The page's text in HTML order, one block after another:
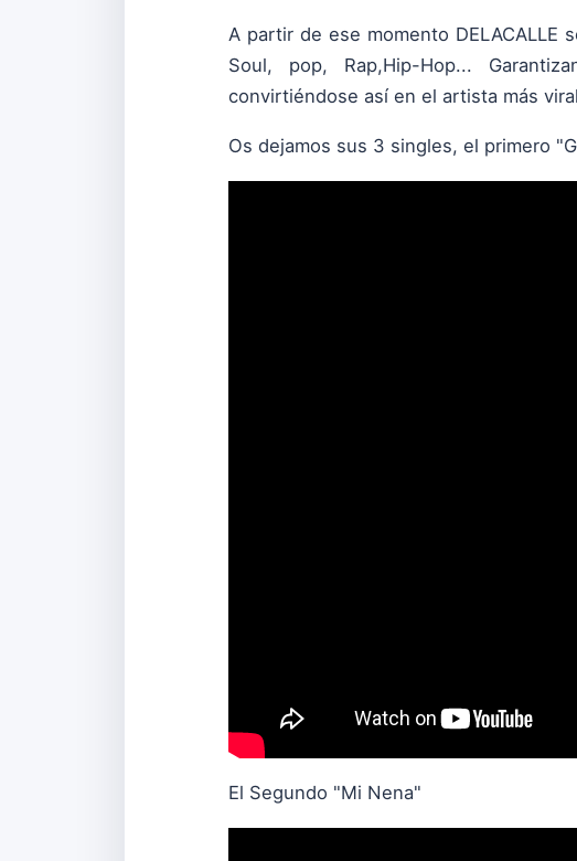
A partir de ese momento
Soul, pop, Rap,Hip-Hop...
convirtiéndose así en el artista más
Os dejamos sus 3 singles, el primero
El Segundo "Mi Nena"